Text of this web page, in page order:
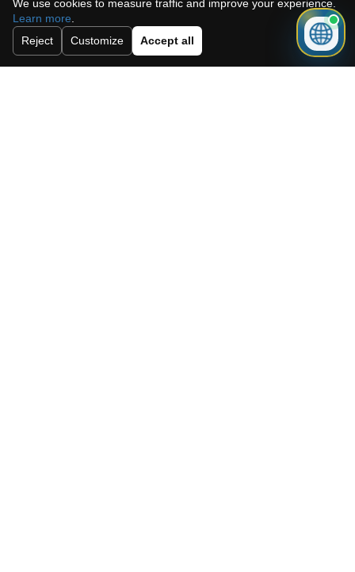
property?
We use cookies to measure traffic and improve your experience.
Learn more
Reject
Customize Accept all